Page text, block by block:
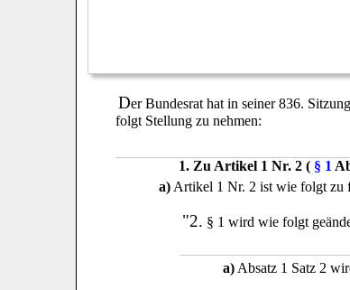
Der Bundesrat hat in seiner 836.
folgt Stellung zu nehmen:
1. Zu Artikel 1 Nr. 2 ( § 1
a) Artikel 1 Nr. 2 ist wie folgt zu
"2. § 1 wird wie folgt
a) Absatz 1 Satz 2